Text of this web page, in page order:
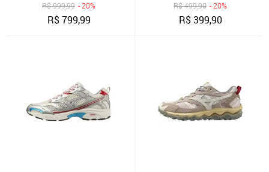
R$999,99 - 20%
R$799,99
R$499,90 - 20%
R$399,90